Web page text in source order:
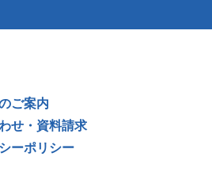
ご案内
せ・資料請求
ーポリシー